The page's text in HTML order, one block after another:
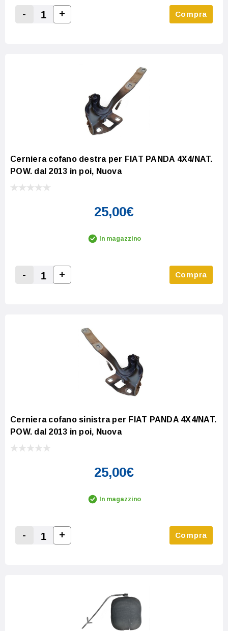
Decrease Quantity:
-
Increase Quantity:
+ Compra
Cerniera cofano destra per FIAT PANDA 4X4/NAT.
POW. dal 2013 in poi, Nuova
25,00€
In magazzino
Decrease Quantity:
-
Increase Quantity:
+ Compra
Cerniera cofano sinistra per FIAT PANDA 4X4/NAT.
POW. dal 2013 in poi, Nuova
25,00€
In magazzino
-
Increase Quantity:
+ Compra